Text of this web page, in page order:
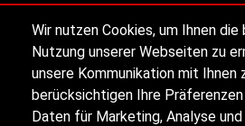
Wir nutzen Cookies, um Ihnen
Nutzung unserer Webseiten zu
unsere Kommunikation mit Ihnen
berücksichtigen Ihre
Daten für Marketing, Analyse
Alle
Impressum